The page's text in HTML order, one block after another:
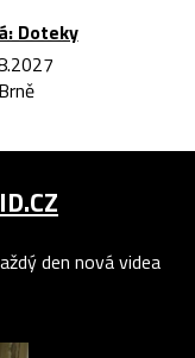
Doteky
den nová videa